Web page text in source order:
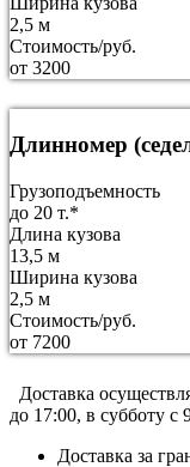
2,5 м
Стоимость/руб.
от 3200
Длинномер
Грузоподъемность
до 20 т.*
Длина кузова
13,5 м
Ширина кузова
2,5 м
Стоимость/руб.
от 7200
Доставка
до 17:00, в субботу с
Доставка за